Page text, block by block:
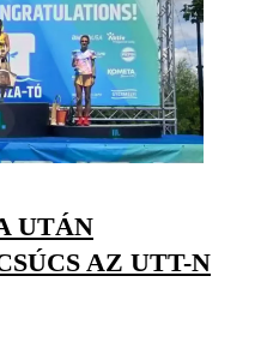
UTÁN
AZ UTT-N